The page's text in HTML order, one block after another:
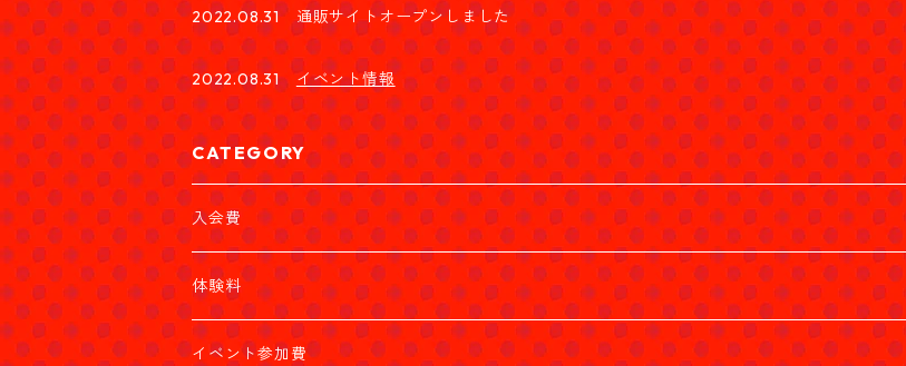
2022.08.31 通販サイトオープンしました
2022.08.31イベント情報
CATEGORY
入会費
体験料
イベント参加費